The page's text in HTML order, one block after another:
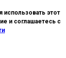
этот
и соглашаетесь с